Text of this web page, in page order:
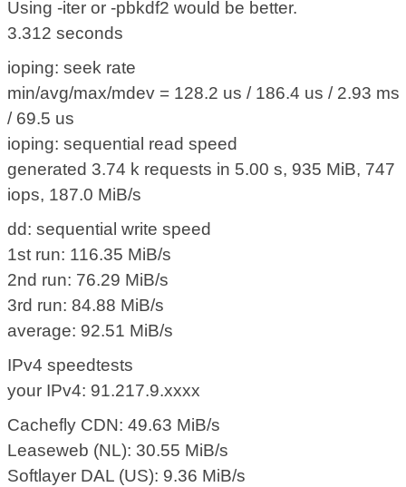
Using -iter or -pbkdf2 would be better.
3.312 seconds
ioping: seek rate
min/avg/max/mdev = 128.2 us / 186.4 us / 2.93 ms
/ 69.5 us
ioping: sequential read speed
generated 3.74 k requests in 5.00 s, 935 MiB, 747
iops, 187.0 MiB/s
dd: sequential write speed
1st run: 116.35 MiB/s
2nd run: 76.29 MiB/s
3rd run: 84.88 MiB/s
average: 92.51 MiB/s
IPv4 speedtests
your IPv4: 91.217.9.xxxx
Cachefly CDN: 49.63 MiB/s
Leaseweb (NL): 30.55 MiB/s
Softlayer DAL (US): 9.36 MiB/s